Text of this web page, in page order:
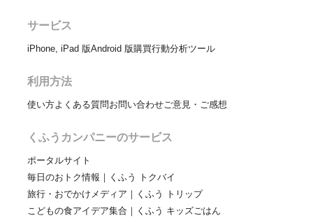
サービス
iPhone, iPad 版Android 版購買行動分析ツール
利用方法
使い方よくある質問お問い合わせご意見・ご感想
くふうカンパニーのサービス
ポータルサイト
毎日のおトク情報｜くふう トクバイ
旅行・おでかけメディア｜くふう トリップ
こどもの食アイデア集合｜くふう キッズごはん